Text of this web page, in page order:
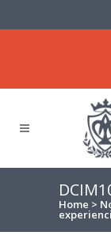
Home >